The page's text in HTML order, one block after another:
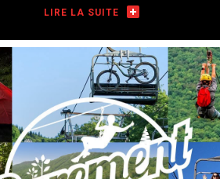
LIRE LA SUITE